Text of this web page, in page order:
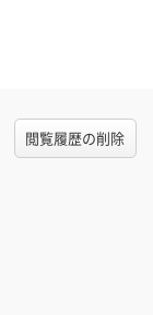
閲覧履歴の削除